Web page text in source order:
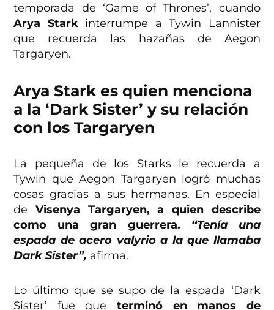
temporada de ‘Game of Thrones’, cuando
Arya Stark interrumpe a Tywin Lannister
que recuerda las hazañas de Aegon
Targaryen.
Arya Stark es quien menciona
a la ‘Dark Sister’ y su relación
con los Targaryen
La pequeña de los Starks le recuerda a
Tywin que Aegon Targaryen logró muchas
cosas gracias a sus hermanas. En especial
deVisenya Targaryen, a quien describe
como una gran guerrera.
“Tenía una
espada de acero valyrio a la que llamaba
Dark Sister”, afirma.
Lo último que se supo de la espada ‘Dark
Sister’ fue que terminó en manos de